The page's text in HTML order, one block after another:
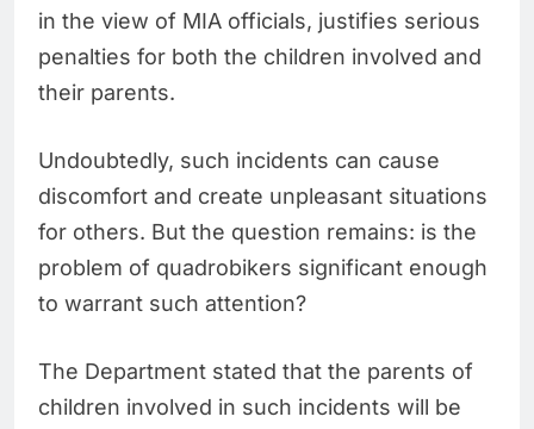
in the view of MIA officials, justifies serious
penalties for both the children involved and
their parents.
Undoubtedly, such incidents can cause
discomfort and create unpleasant situations
for others. But the question remains: is the
problem of quadrobikers significant enough
to warrant such attention?
The Department stated that the parents of
children involved in such incidents will be